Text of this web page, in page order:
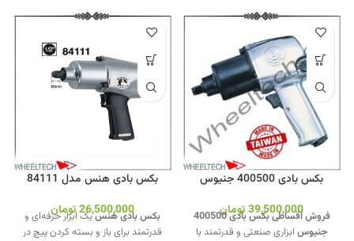
بکس بادی 400500 جنیوس
39,500,000تومانفروش اقساطی بکس بادی 400500
جنیوس ابزاری صنعتی و قدرتمند با
بکس بادی هنس مدل 84111
26,500,000تومان بکس بادی هنسیک ابزار حرفه‌ای و
قدرتمند برای باز و بسته کردن پیچ‌ در